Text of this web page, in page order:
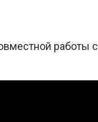
работы с